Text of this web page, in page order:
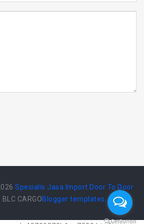
Spesialis Jasa Import Door To Door
BLC CARGOBlogger templates